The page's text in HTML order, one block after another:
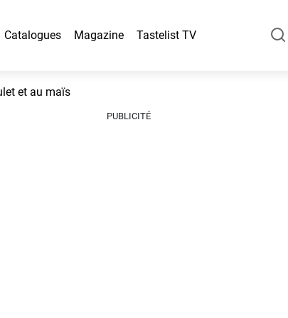
Catalogues Magazine Tastelist TV
et au maïs
PUBLICITÉ